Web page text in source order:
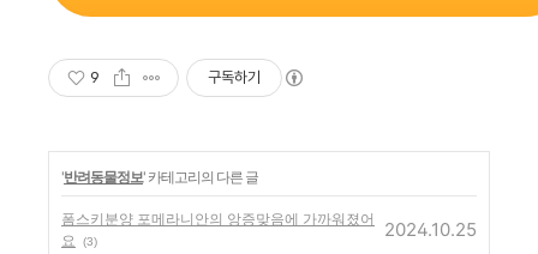
9 구독하기
'반려동물정보' 카테고리의 다른 글
폼스키분양 포메라니안의 앙증맞음에 가까워졌어
요
(3)
2024.10.25